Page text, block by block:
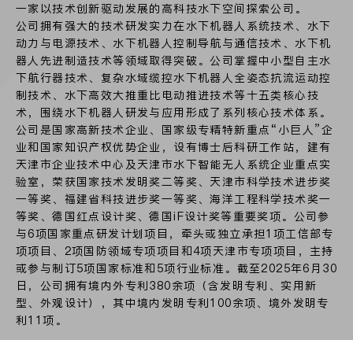
一家以技术创新驱动发展的高科技水下空间探索公司。
公司拥有强大的技术研发实力在水下机器人系统技术、水下
动力与电源技术、水下机器人控制导航与通信技术、水下机
器人先进制造技术等领域取得突破。公司掌握中小型自主水
下航行器技术、复杂水域缆控水下机器人全姿态抗流运动控
制技术、水下高效大推重比电动推进技术等十五类核心技
术，围绕水下机器人研发与应用形成了系列核心技术体系。
公司是国家高新技术企业、国家级专精特新重点“小巨人”企
业和国家知识产权优势企业，设有博士后科研工作站，建有
天津市企业技术中心及天津市水下智能无人系统企业重点实
验室，荣获国家技术发明奖二等奖、天津市科学技术进步奖
一等奖、福建省科技进步奖一等奖、海洋工程科学技术奖一
等奖、德国红点设计奖、德国iF设计奖等重要奖项。公司参
与6项国家重点研发计划项目，牵头或独立承担1项工信部专
项项目、2项国防领域专项项目和4项天津市专项项目，主持
或参与制订5项国家标准和5项行业标准。截至2025年6月30
日，公司拥有境内外专利380余项（含发明专利、实用新
型、外观设计），其中境内发明专利100余项、境外发明专
利11项。